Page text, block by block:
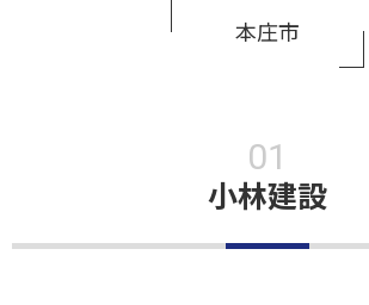
本庄市
小林建設